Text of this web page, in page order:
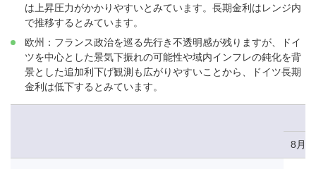
は上昇圧力がかかりやすいとみています。長期金利はレンジ内
で推移するとみています。
欧州：フランス政治を巡る先行き不透明感が残りますが、ドイ
ツを中心とした景気下振れの可能性や域内インフレの鈍化を背
景とした追加利下げ観測も広がりやすいことから、ドイツ長期
金利は低下するとみています。
8月